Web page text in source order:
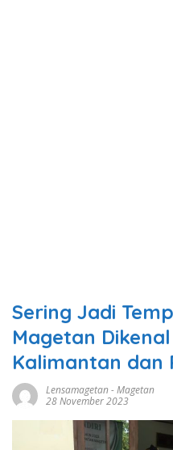
Sering Jadi
Magetan
Kalimantan dan
Lensamagetan-Magetan
28 November 2023